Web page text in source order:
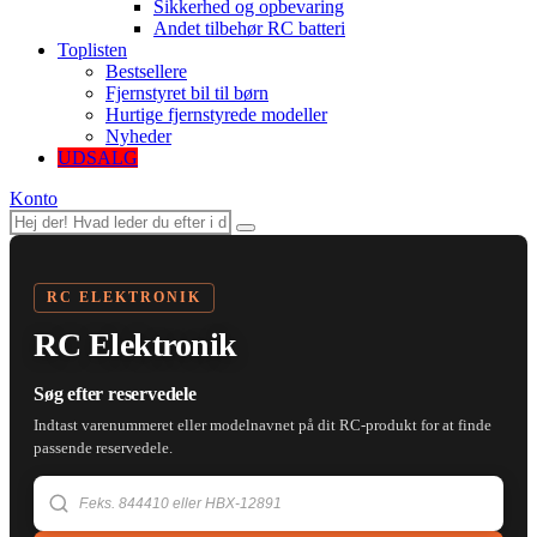
Sikkerhed og opbevaring
Andet tilbehør RC batteri
Toplisten
Bestsellere
Fjernstyret bil til børn
Hurtige fjernstyrede modeller
Nyheder
UDSALG
Konto
RC ELEKTRONIK
RC Elektronik
Søg efter reservedele
Indtast varenummeret eller modelnavnet på dit RC-produkt for at finde
passende reservedele.